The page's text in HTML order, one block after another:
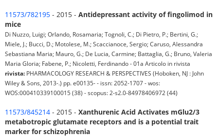
11573/782195 - 2015 - Antidepressant activity of fingolimod in
mice
Di Nuzzo, Luigi; Orlando, Rosamaria; Tognoli, C.; Di Pietro, P.; Bertini, G.;
Miele, J.; Bucci, D.; Motolese, M.; Scaccianoce, Sergio; Caruso, Alessandra
Sebastiana Maria; Mauro, G.; De Lucia, Carmine; Battaglia, G.; Bruno, Valeria
Maria Gloria; Fabene, P.; Nicoletti, Ferdinando - 01a Articolo in rivista
rivista: PHARMACOLOGY RESEARCH & PERSPECTIVES (Hoboken, NJ : John
Wiley & Sons, 2013-.) pp. e00135- - issn: 2052-1707 - wos:
WOS:000410339100015 (38) - scopus: 2-s2.0-84978406972 (44)
11573/845214 - 2015 - Xanthurenic Acid Activates mGlu2/3
metabotropic glutamate receptors and is a potential trait
marker for schizophrenia